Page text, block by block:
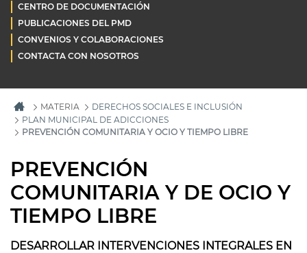
CENTRO DE DOCUMENTACIÓN
PUBLICACIONES DEL PMD
CONVENIOS Y COLABORACIONES
CONTACTA CON NOSOTROS
MATERIA
DERECHOS SOCIALES E INCLUSIÓN
PLAN MUNICIPAL DE ADICCIONES
PREVENCIÓN COMUNITARIA Y OCIO Y TIEMPO LIBRE
PREVENCIÓN
COMUNITARIA Y DE OCIO Y
TIEMPO LIBRE
DESARROLLAR INTERVENCIONES INTEGRALES EN